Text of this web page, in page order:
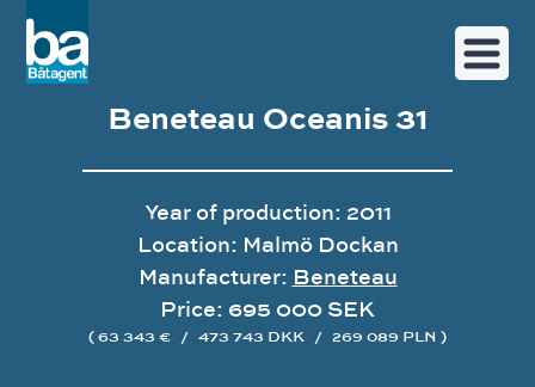
Beneteau Oceanis 31
Year of production: 2011
Location: Malmö Dockan
Manufacturer: Beneteau
Price: 695 000 SEK
( 63 343 € / 473 743 DKK / 269 089 PLN )